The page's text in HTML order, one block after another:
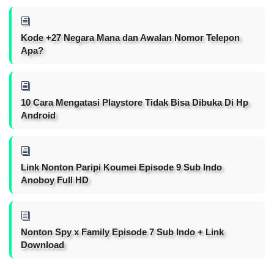
Kode +27 Negara Mana dan Awalan Nomor Telepon
Apa?
10 Cara Mengatasi Playstore Tidak Bisa Dibuka Di Hp
Android
Link Nonton Paripi Koumei Episode 9 Sub Indo
Anoboy Full HD
Nonton Spy x Family Episode 7 Sub Indo + Link
Download